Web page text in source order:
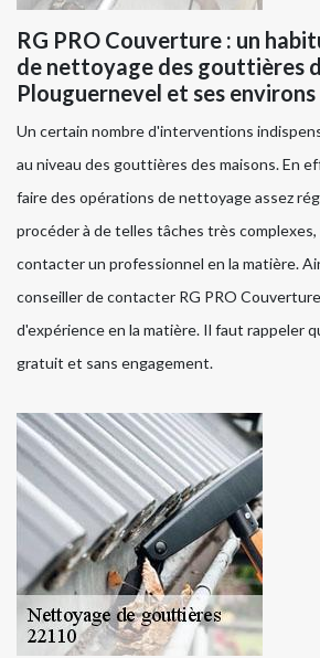
RG PRO Couverture : un
de nettoyage des gouttières
Plouguernevel et ses environs
Un certain nombre d'interventions
au niveau des gouttières des maisons. En
faire des opérations de nettoyage assez
procéder à de telles tâches très
contacter un professionnel en la matière.
conseiller de contacter RG PRO
d'expérience en la matière. Il faut rappeler
gratuit et sans engagement.